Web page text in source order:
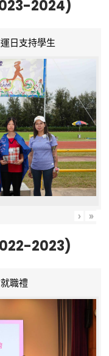
2024)
日支持學生
› »
2023)
職禮